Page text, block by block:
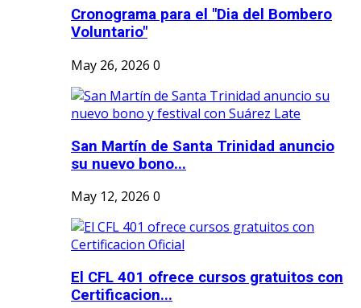
Cronograma para el "Dia del Bombero
Voluntario"
May 26, 2026 0
San Martín de Santa Trinidad anuncio
su nuevo bono...
May 12, 2026 0
El CFL 401 ofrece cursos gratuitos con
Certificacion...